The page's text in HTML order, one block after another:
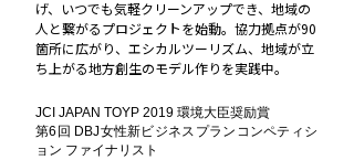
げ、いつでも気軽クリーンアップでき、地域の
人と繋がるプロジェクトを始動。協力拠点が90
箇所に広がり、エシカルツーリズム、地域が立
ち上がる地方創生のモデル作りを実践中。
JCI JAPAN TOYP 2019 環境大臣奨励賞
第6回 DBJ女性新ビジネスプランコンペティシ
ョン ファイナリスト